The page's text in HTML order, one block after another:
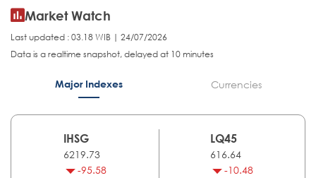
Market Watch
Last updated : 03.18 WIB | 24/07/2026
Data is a realtime snapshot, delayed at 10 minutes
Major Indexes Currencies
IHSG
6219.73
-95.58
LQ45
616.64
-10.48